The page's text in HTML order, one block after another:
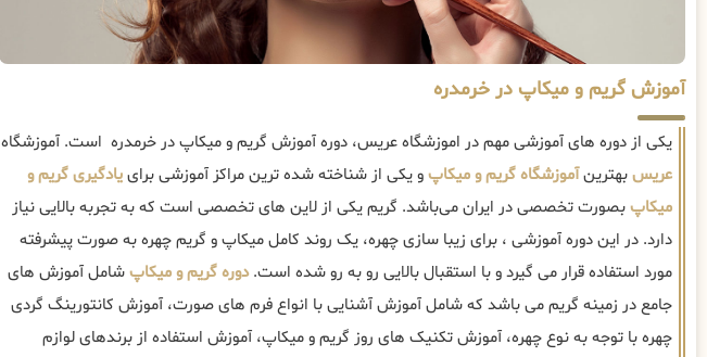
آموزش گریم و میکاپ در خرمدره
یکی از دوره های آموزشی مهم در اموزشگاه عریس، دوره آموزش گریم و میکاپ در خرمدره است. آموزشگاه
عریسبهترینآموزشگاه گریم و میکاپو یکی از شناخته شده ترین مراکز آموزشی براییادگیری گریم و
میکاپبصورت تخصصی در ایران می‌باشد. گریم یکی از لاین های تخصصی است که به تجربه بالایی نیاز
دارد. در این دوره آموزشی ، برای زیبا سازی چهره، یک روند کامل میکاپ و گریم چهره به صورت پیشرفته
مورد استفاده قرار می گیرد و با استقبال بالایی رو به رو شده است.دوره گریم و میکاپشامل آموزش های
جامع در زمینه گریم می باشد که شامل آموزش آشنایی با انواع فرم های صورت، آموزش کانتورینگ گردی
چهره با توجه به نوع چهره، آموزش تکنیک های روز گریم و میکاپ، آموزش استفاده از برندهای لوازم